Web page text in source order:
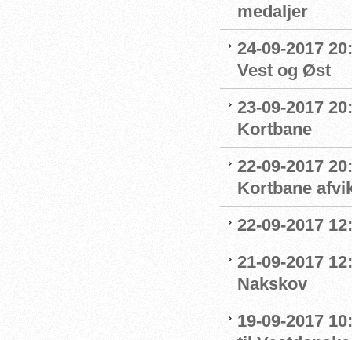
medaljer
24-09-2017
Vest og Øst
23-09-2017
Kortbane
22-09-2017
Kortbane
22-09-2017
21-09-2017
Nakskov
19-09-2017